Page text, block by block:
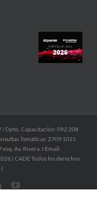
/ Dpto. Capacitación: 092 208
Temáticas: 2709 1021
Av. Rivera. I Email:
| CADE Todos los derechos
|
LinkedinYouTube